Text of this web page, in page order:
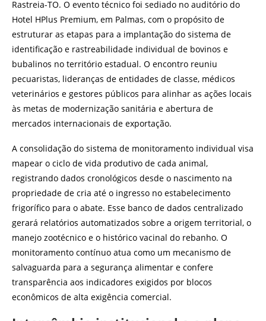
Rastreia-TO. O evento técnico foi sediado no auditório do
Hotel HPlus Premium, em Palmas, com o propósito de
estruturar as etapas para a implantação do sistema de
identificação e rastreabilidade individual de bovinos e
bubalinos no território estadual. O encontro reuniu
pecuaristas, lideranças de entidades de classe, médicos
veterinários e gestores públicos para alinhar as ações locais
às metas de modernização sanitária e abertura de
mercados internacionais de exportação.
A consolidação do sistema de monitoramento individual visa
mapear o ciclo de vida produtivo de cada animal,
registrando dados cronológicos desde o nascimento na
propriedade de cria até o ingresso no estabelecimento
frigorífico para o abate. Esse banco de dados centralizado
gerará relatórios automatizados sobre a origem territorial, o
manejo zootécnico e o histórico vacinal do rebanho. O
monitoramento contínuo atua como um mecanismo de
salvaguarda para a segurança alimentar e confere
transparência aos indicadores exigidos por blocos
econômicos de alta exigência comercial.